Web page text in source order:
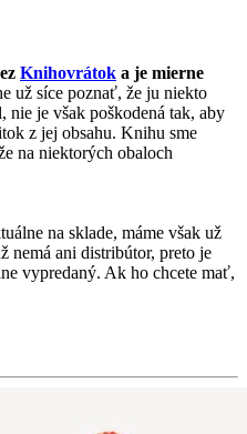
Knihovrátok a je mierne
už síce poznať, že ju niekto
nie je však poškodená tak, aby
z jej obsahu. Knihu sme
na niektorých obaloch
na sklade, máme však už
nemá ani distribútor, preto je
vypredaný. Ak ho chcete mať,